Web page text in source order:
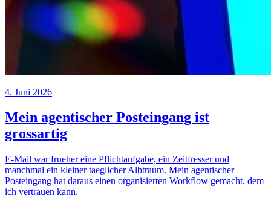
4. Juni 2026
Mein agentischer Posteingang ist
grossartig
E-Mail war frueher eine Pflichtaufgabe, ein Zeitfresser und
manchmal ein kleiner taeglicher Albtraum. Mein agentischer
Posteingang hat daraus einen organisierten Workflow gemacht, dem
ich vertrauen kann.